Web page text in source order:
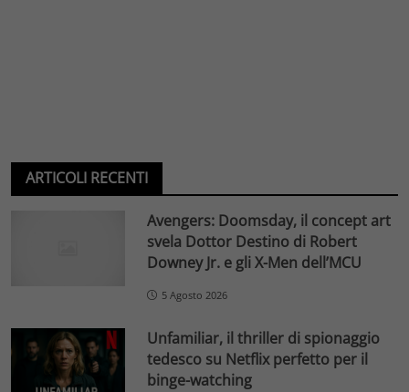
ARTICOLI RECENTI
Avengers: Doomsday, il concept art
svela Dottor Destino di Robert
Downey Jr. e gli X-Men dell’MCU
5 Agosto 2026
Unfamiliar, il thriller di spionaggio
tedesco su Netflix perfetto per il
binge-watching